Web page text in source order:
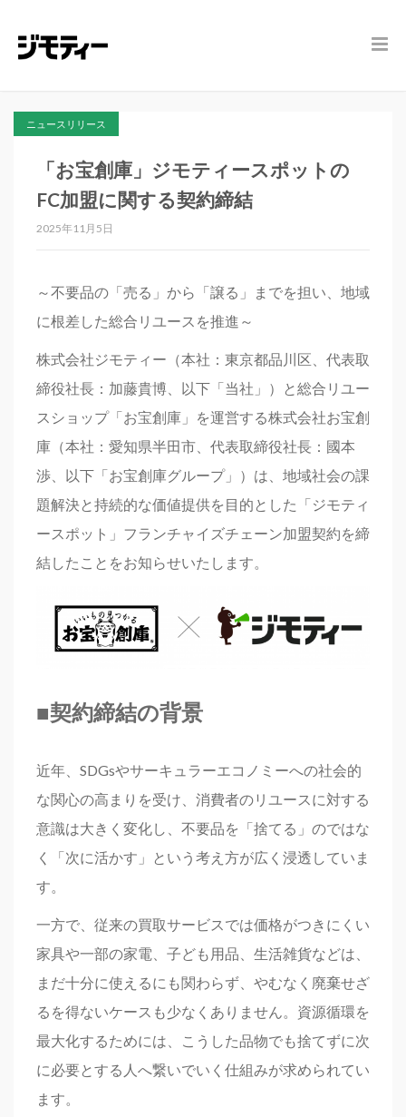
ニュースリリース
「お宝創庫」ジモティースポットの
FC加盟に関する契約締結
2025年11月5日
～不要品の「売る」から「譲る」までを担い、地域
に根差した総合リユースを推進～
株式会社ジモティー（本社：東京都品川区、代表取
締役社長：加藤貴博、以下「当社」）と総合リユー
スショップ「お宝創庫」を運営する株式会社お宝創
庫（本社：愛知県半田市、代表取締役社長：國本
渉、以下「お宝創庫グループ」）は、地域社会の課
題解決と持続的な価値提供を目的とした「ジモティ
ースポット」フランチャイズチェーン加盟契約を締
結したことをお知らせいたします。
■契約締結の背景
近年、SDGsやサーキュラーエコノミーへの社会的
な関心の高まりを受け、消費者のリユースに対する
意識は大きく変化し、不要品を「捨てる」のではな
く「次に活かす」という考え方が広く浸透していま
す。
一方で、従来の買取サービスでは価格がつきにくい
家具や一部の家電、子ども用品、生活雑貨などは、
まだ十分に使えるにも関わらず、やむなく廃棄せざ
るを得ないケースも少なくありません。資源循環を
最大化するためには、こうした品物でも捨てずに次
に必要とする人へ繋いでいく仕組みが求められてい
ます。